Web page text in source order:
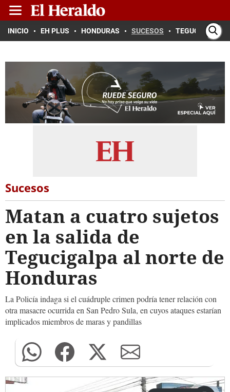
INICIO EH PLUS HONDURAS SUCESOS TEGUCIGALPA
Sucesos
Matan a cuatro sujetos
en la salida de
Tegucigalpa al norte de
Honduras
La Policía indaga si el cuádruple crimen podría tener relación con
otra masacre ocurrida en San Pedro Sula, en cuyos ataques estarían
implicados miembros de maras y pandillas